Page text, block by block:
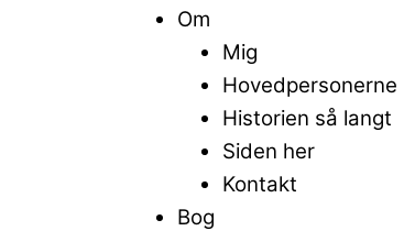
Om
Mig
Hovedpersonerne
Historien så langt
Siden her
Kontakt
Bog